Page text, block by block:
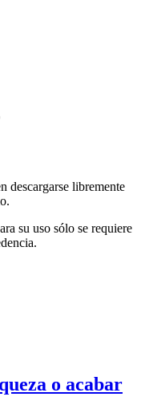
descargarse libremente
su uso sólo se requiere
o acabar